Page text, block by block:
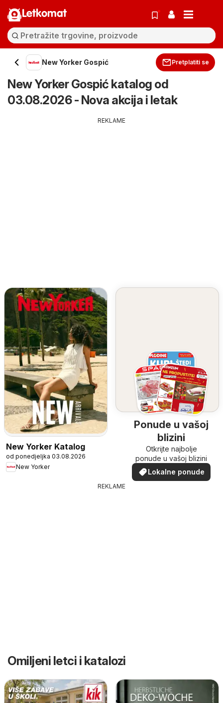
Letkomat
New Yorker Gospić Pretplatiti se
New Yorker Gospić katalog od
03.08.2026 - Nova akcija i letak
REKLAME
New Yorker Katalog
od ponedjeljka 03.08.2026
New Yorker
Ponude u vašoj
blizini
Otkrijte najbolje
ponude u vašoj blizini
Lokalne ponude
REKLAME
Omiljeni letci i katalozi